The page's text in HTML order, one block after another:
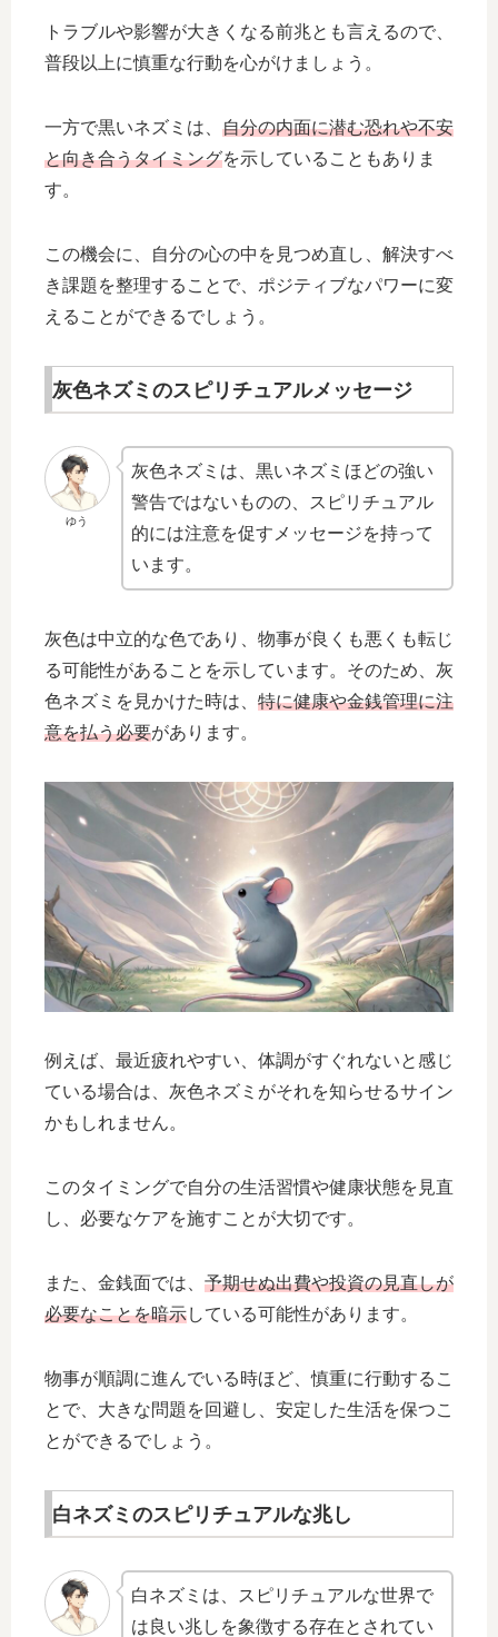
トラブルや影響が大きくなる前兆とも言えるので、
普段以上に慎重な行動を心がけましょう。
一方で黒いネズミは、 自分の内面に潜む恐れや不安
と向き合うタイミングを示していることもありま
す。
この機会に、自分の心の中を見つめ直し、解決すべ
き課題を整理することで、ポジティブなパワーに変
えることができるでしょう。
灰色ネズミのスピリチュアルメッセージ
ゆう
灰色ネズミは、黒いネズミほどの強い
警告ではないものの、スピリチュアル
的には注意を促すメッセージを持って
います。
灰色は中立的な色であり、物事が良くも悪くも転じ
る可能性があることを示しています。そのため、灰
色ネズミを見かけた時は、 特に健康や金銭管理に注
意を払う必要があります。
例えば、最近疲れやすい、体調がすぐれないと感じ
ている場合は、灰色ネズミがそれを知らせるサイン
かもしれません。
このタイミングで自分の生活習慣や健康状態を見直
し、必要なケアを施すことが大切です。
また、金銭面では、 予期せぬ出費や投資の見直しが
必要なことを暗示している可能性があります。
物事が順調に進んでいる時ほど、慎重に行動するこ
とで、大きな問題を回避し、安定した生活を保つこ
とができるでしょう。
白ネズミのスピリチュアルな兆し
白ネズミは、スピリチュアルな世界で
は良い兆しを象徴する存在とされてい